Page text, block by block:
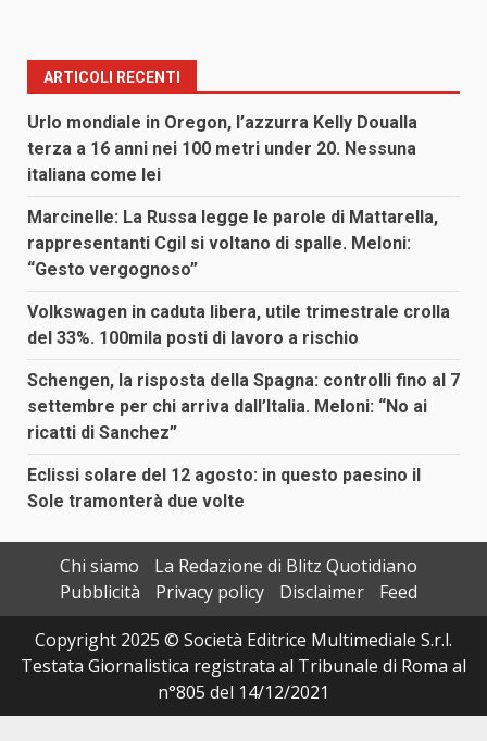
ARTICOLI RECENTI
Urlo mondiale in Oregon, l’azzurra Kelly Doualla
terza a 16 anni nei 100 metri under 20. Nessuna
italiana come lei
Marcinelle: La Russa legge le parole di Mattarella,
rappresentanti Cgil si voltano di spalle. Meloni:
“Gesto vergognoso”
Volkswagen in caduta libera, utile trimestrale crolla
del 33%. 100mila posti di lavoro a rischio
Schengen, la risposta della Spagna: controlli fino al 7
settembre per chi arriva dall’Italia. Meloni: “No ai
ricatti di Sanchez”
Eclissi solare del 12 agosto: in questo paesino il
Sole tramonterà due volte
Chi siamo
La Redazione di Blitz Quotidiano
Pubblicità
Privacy policy Disclaimer
Feed
Copyright 2025 © Società Editrice Multimediale S.r.l.
Testata Giornalistica registrata al Tribunale di Roma al
n°805 del 14/12/2021